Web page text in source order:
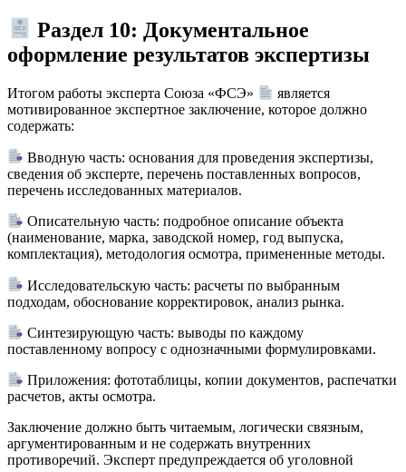
Раздел 10: Документальное
оформление результатов экспертизы
Итогом работы эксперта Союза «ФСЭ»
является
мотивированное экспертное заключение, которое должно
содержать:
Вводную часть: основания для проведения экспертизы,
сведения об эксперте, перечень поставленных вопросов,
перечень исследованных материалов.
Описательную часть: подробное описание объекта
(наименование, марка, заводской номер, год выпуска,
комплектация), методология осмотра, примененные методы.
Исследовательскую часть: расчеты по выбранным
подходам, обоснование корректировок, анализ рынка.
Синтезирующую часть: выводы по каждому
поставленному вопросу с однозначными формулировками.
Приложения: фототаблицы, копии документов, распечатки
расчетов, акты осмотра.
Заключение должно быть читаемым, логически связным,
аргументированным и не содержать внутренних
противоречий. Эксперт предупреждается об уголовной